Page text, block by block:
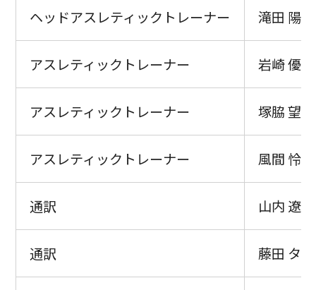
ヘッドアスレティックトレーナー 滝田 陽介
アスレティックトレーナー 岩崎 優
アスレティックトレーナー 塚脇 望
アスレティックトレーナー 風間 怜実
通訳 山内 遼
通訳 藤田 タ